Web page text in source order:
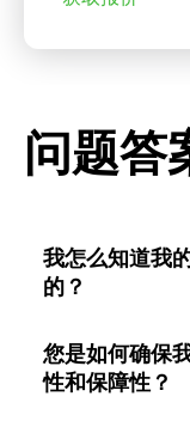
问题答
我怎么知道我
的？
您是如何确保
性和保障性？